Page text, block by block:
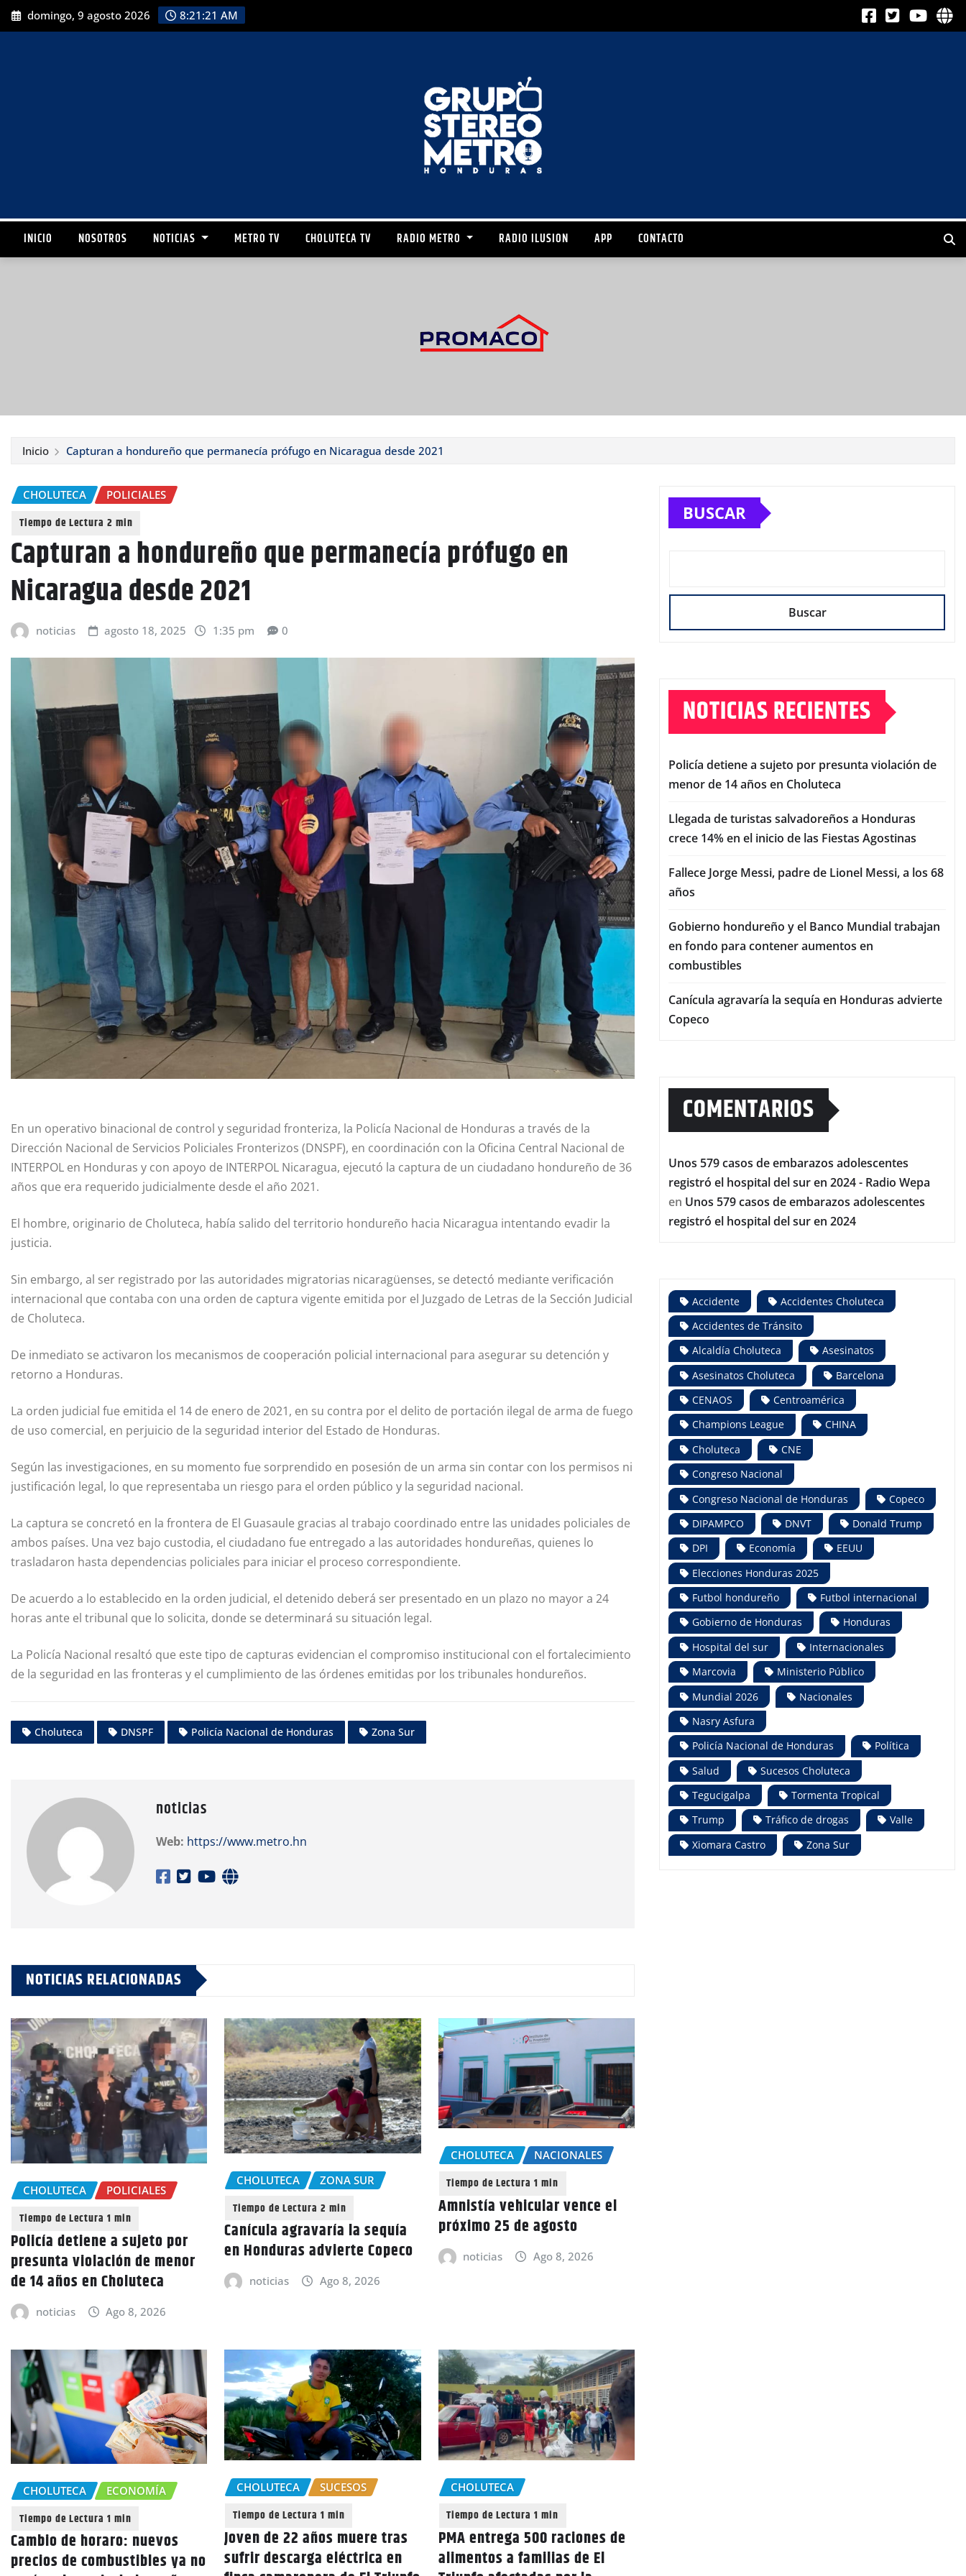
domingo, 9 agosto 2026 8:21:23 AM
INICIO NOSOTROS NOTICIAS METRO TV CHOLUTECA TV RADIO METRO RADIO ILUSION APP CONTACTO
Inicio Capturan a hondureño que permanecía prófugo en Nicaragua desde 2021
CHOLUTECA POLICIALES
Capturan a hondureño que permanecía prófugo en
Nicaragua desde 2021
noticias agosto 18, 2025 1:35 pm 0
En un operativo binacional de control y seguridad fronteriza, la Policía Nacional de Honduras a través de la
Dirección Nacional de Servicios Policiales Fronterizos (DNSPF), en coordinación con la Oficina Central Nacional de
INTERPOL en Honduras y con apoyo de INTERPOL Nicaragua, ejecutó la captura de un ciudadano hondureño de 36
años que era requerido judicialmente desde el año 2021.
El hombre, originario de Choluteca, había salido del territorio hondureño hacia Nicaragua intentando evadir la
justicia.
Sin embargo, al ser registrado por las autoridades migratorias nicaragüenses, se detectó mediante verificación
internacional que contaba con una orden de captura vigente emitida por el Juzgado de Letras de la Sección Judicial
de Choluteca.
De inmediato se activaron los mecanismos de cooperación policial internacional para asegurar su detención y
retorno a Honduras.
La orden judicial fue emitida el 14 de enero de 2021, en su contra por el delito de portación ilegal de arma de fuego
de uso comercial, en perjuicio de la seguridad interior del Estado de Honduras.
Según las investigaciones, en su momento fue sorprendido en posesión de un arma sin contar con los permisos ni
justificación legal, lo que representaba un riesgo para el orden público y la seguridad nacional.
La captura se concretó en la frontera de El Guasaule gracias al trabajo coordinado entre las unidades policiales de
ambos países. Una vez bajo custodia, el ciudadano fue entregado a las autoridades hondureñas, quienes lo
trasladaron hasta dependencias policiales para iniciar el proceso correspondiente.
De acuerdo a lo establecido en la orden judicial, el detenido deberá ser presentado en un plazo no mayor a 24
horas ante el tribunal que lo solicita, donde se determinará su situación legal.
La Policía Nacional resaltó que este tipo de capturas evidencian el compromiso institucional con el fortalecimiento
de la seguridad en las fronteras y el cumplimiento de las órdenes emitidas por los tribunales hondureños.
Choluteca DNSPF Policía Nacional de Honduras Zona Sur
noticias
Web: https://www.metro.hn
NOTICIAS RELACIONADAS
CHOLUTECA POLICIALES
Policía detiene a sujeto por
presunta violación de menor
de 14 años en Choluteca
noticias Ago 8, 2026
CHOLUTECA ZONA SUR
Canícula agravaría la sequía
en Honduras advierte Copeco
noticias Ago 8, 2026
CHOLUTECA NACIONALES
Amnistía vehicular vence el
próximo 25 de agosto
noticias Ago 8, 2026
CHOLUTECA ECONOMÍA
Cambio de horaro: nuevos
precios de combustibles ya no
CHOLUTECA SUCESOS
Joven de 22 años muere tras
sufrir descarga eléctrica en
CHOLUTECA
PMA entrega 500 raciones de
alimentos a familias de El
BUSCAR
Buscar
NOTICIAS RECIENTES
Policía detiene a sujeto por presunta violación de
menor de 14 años en Choluteca
Llegada de turistas salvadoreños a Honduras
crece 14% en el inicio de las Fiestas Agostinas
Fallece Jorge Messi, padre de Lionel Messi, a los 68
años
Gobierno hondureño y el Banco Mundial trabajan
en fondo para contener aumentos en
combustibles
Canícula agravaría la sequía en Honduras advierte
Copeco
COMENTARIOS
Unos 579 casos de embarazos adolescentes
registró el hospital del sur en 2024 - Radio Wepa
en Unos 579 casos de embarazos adolescentes
registró el hospital del sur en 2024
Accidente
Accidentes Choluteca
Accidentes de Tránsito
Alcaldía Choluteca
Asesinatos
Asesinatos Choluteca
Barcelona
CENAOS
Centroamérica
Champions League
CHINA
Choluteca
CNE
Congreso Nacional
Congreso Nacional de Honduras
Copeco
DIPAMPCO
DNVT
Donald Trump
DPI
Economía
EEUU
Elecciones Honduras 2025
Futbol hondureño
Futbol internacional
Gobierno de Honduras
Honduras
Hospital del sur
Internacionales
Marcovia
Ministerio Público
Mundial 2026
Nacionales
Nasry Asfura
Policía Nacional de Honduras
Política
Salud
Sucesos Choluteca
Tegucigalpa
Tormenta Tropical
Trump
Tráfico de drogas
Valle
Xiomara Castro
Zona Sur